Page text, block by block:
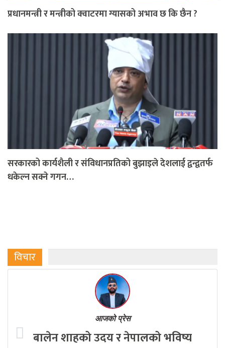
प्रधानमन्त्री र मन्त्रीको क्वाटरमा ग्यासको अभाव छ कि छैन ?
सरकारको कार्यशैली र संविधानप्रतिको बुझाइले देशलाई द्वन्द्वतर्फ
धकेल्न सक्ने गगन…
विचार
आजको प्रेस
बालेन शाहको उदय र नेपालको भविष्य